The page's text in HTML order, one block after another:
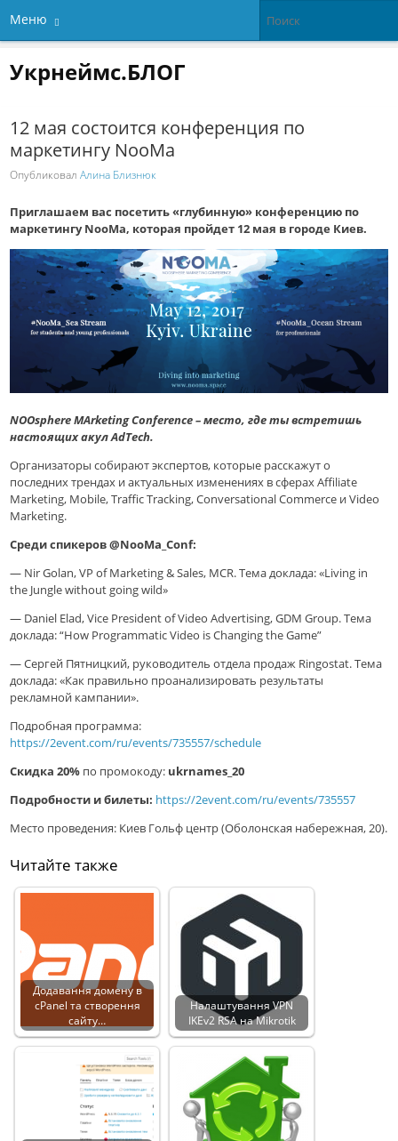
Меню
Укрнеймс.БЛОГ
12 мая состоится конференция по
маркетингу NooMa
ОпубликовалАлина Близнюк
Приглашаем вас посетить «глубинную» конференцию по
маркетингу NooMa, которая пройдет 12 мая в городе Киев.
NOOsphere MArketing Conference – место, где ты встретишь
настоящих акул AdTech.
Организаторы собирают экспертов, которые расскажут о
последних трендах и актуальных изменениях в сферах Affiliate
Marketing, Mobile, Traffic Tracking, Conversational Commerce и Video
Marketing.
Среди спикеров @NooMa_Conf:
— Nir Golan, VP of Marketing & Sales, MCR. Тема доклада: «Living in
the Jungle without going wild»
— Daniel Elad, Vice President of Video Advertising, GDM Group. Тема
доклада: “How Programmatic Video is Changing the Game”
— Сергей Пятницкий, руководитель отдела продаж Ringostat. Тема
доклада: «Как правильно проанализировать результаты
рекламной кампании».
Подробная программа:
https://2event.com/ru/events/735557/schedule
Скидка 20% по промокоду: ukrnames_20
Подробности и билеты: https://2event.com/ru/events/735557
Место проведения: Киев Гольф центр (Оболонская набережная, 20).
Читайте также
Додавання домену в
cPanel та створення
сайту…
Налаштування VPN
IKEv2 RSA на Mikrotik